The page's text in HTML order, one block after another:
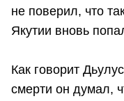
не поверил, что
Якутии вновь
Как говорит
смерти он думал,